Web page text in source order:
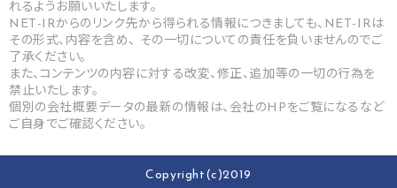
れるようお願いいたします。
NET-IRからのリンク先から得られる情報につきましても、NET-IRは
その形式、内容を含め、 その一切についての責任を負いませんのでご
了承ください。
また、コンテンツの内容に対する改変、修正、追加等の一切の行為を
禁止いたします。
個別の会社概要データの最新の情報は、会社のHPをご覧になるなど
ご自身でご確認ください。
Copyright(c)2019